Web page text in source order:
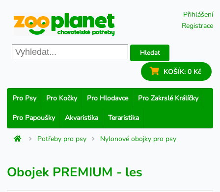
Přihlášení
Registrace
Hledat
KOŠÍK: 0 Kč
Pro Psy Pro Kočky Pro Hlodavce Pro Zakrslé Králíčky
Pro Papoušky Akvaristika Teraristika
Potřeby pro psy Nylonové obojky pro psy
Obojek PREMIUM - les